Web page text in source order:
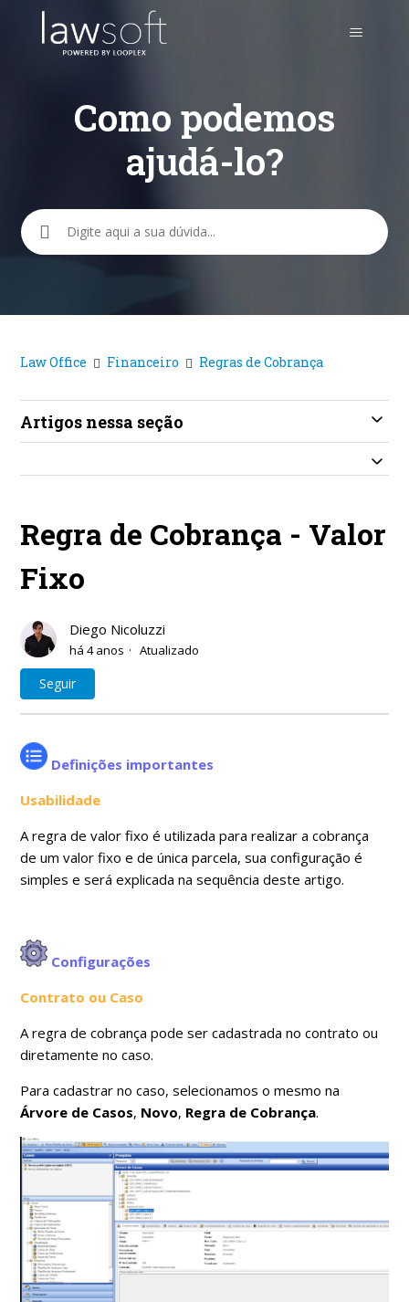
Como podemos
ajudá-lo?
Pesquisa
Law Office Financeiro Regras de Cobrança
Artigos nessa seção
Regra de Cobrança - Valor
Fixo
Diego Nicoluzzi
há 4 anos Atualizado
Seguir
Definições importantes
Usabilidade
A regra de valor fixo é utilizada para realizar a cobrança
de um valor fixo e de única parcela, sua configuração é
simples e será explicada na sequência deste artigo.
Configurações
Contrato ou Caso
A regra de cobrança pode ser cadastrada no contrato ou
diretamente no caso.
Para cadastrar no caso, selecionamos o mesmo na
Árvore de Casos, Novo, Regra de Cobrança.